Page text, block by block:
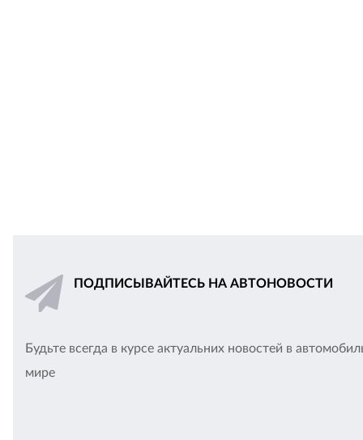
ПОДПИСЫВАЙТЕСЬ НА АВТОНОВОСТИ
Будьте всегда в курсе актуальних новостей в
мире